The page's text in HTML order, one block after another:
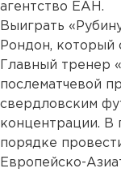
агентство ЕАН.
Выиграть
Рондон, который
Главный тренер
послематчевой
свердловским
концентрации. В
порядке
Европейско-